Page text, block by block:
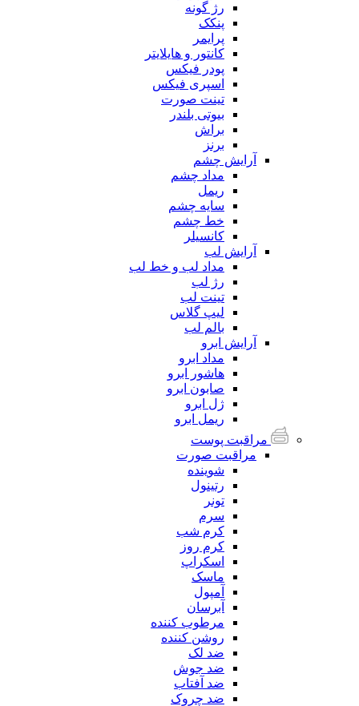
رژ گونه
پنکک
پرایمر
کانتور و هایلایتر
پودر فیکس
اسپری فیکس
تینت صورت
بیوتی بلندر
براش
برنز
آرایش چشم
مداد چشم
ریمل
سایه چشم
خط چشم
کانسیلر
آرایش لب
مداد لب و خط لب
رژ لب
تینت لب
لیپ گلاس
بالم لب
آرایش ابرو
مداد ابرو
هاشور ابرو
صابون ابرو
ژل ابرو
ریمل ابرو
مراقبت پوست
مراقبت صورت
شوینده
رتینول
تونر
سرم
کرم شب
کرم روز
اسکراپ
ماسک
آمپول
آبرسان
مرطوب کننده
روشن کننده
ضد لک
ضد جوش
ضد آفتاب
ضد چروک